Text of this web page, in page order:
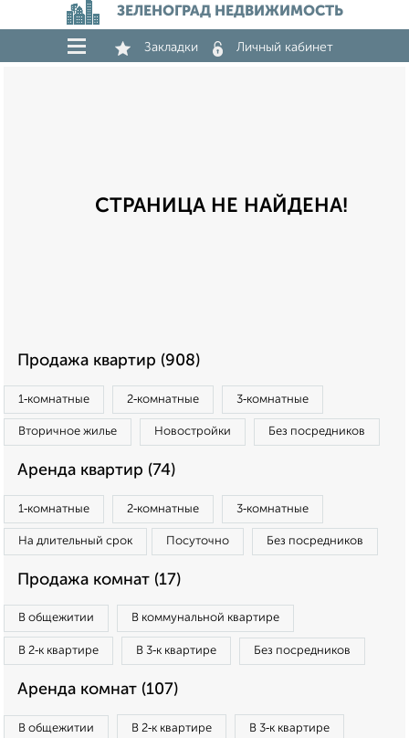
ЗЕЛЕНОГРАД НЕДВИЖИМОСТЬ
Закладки Личный кабинет
СТРАНИЦА НЕ НАЙДЕНА!
Продажа квартир (908)
1‑комнатные 2‑комнатные 3‑комнатные
Вторичное жилье Новостройки Без посредников
Аренда квартир (74)
1‑комнатные 2‑комнатные 3‑комнатные
На длительный срок Посуточно Без посредников
Продажа комнат (17)
В общежитии В коммунальной квартире
В 2‑к квартире В 3‑к квартире Без посредников
Аренда комнат (107)
В общежитии В 2‑к квартире В 3‑к квартире